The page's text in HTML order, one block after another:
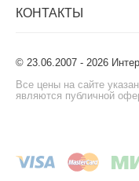
КОНТАКТЫ
© 23.06.2007 - 2026
Все цены на сайте
являются публичной